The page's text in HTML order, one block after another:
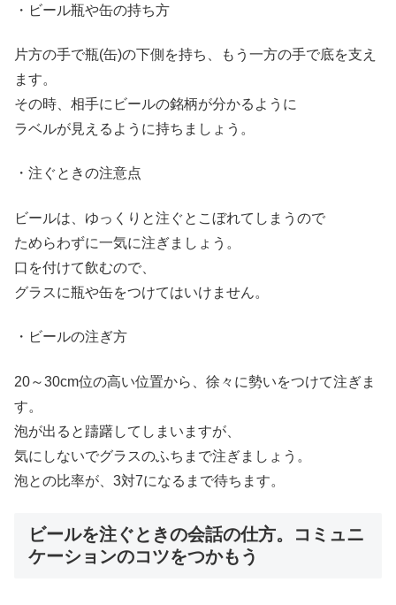
・ビール瓶や缶の持ち方
片方の手で瓶(缶)の下側を持ち、もう一方の手で底を支え
ます。
その時、相手にビールの銘柄が分かるように
ラベルが見えるように持ちましょう。
・注ぐときの注意点
ビールは、ゆっくりと注ぐとこぼれてしまうので
ためらわずに一気に注ぎましょう。
口を付けて飲むので、
グラスに瓶や缶をつけてはいけません。
・ビールの注ぎ方
20～30cm位の高い位置から、徐々に勢いをつけて注ぎま
す。
泡が出ると躊躇してしまいますが、
気にしないでグラスのふちまで注ぎましょう。
泡との比率が、3対7になるまで待ちます。
ビールを注ぐときの会話の仕方。コミュニ
ケーションのコツをつかもう